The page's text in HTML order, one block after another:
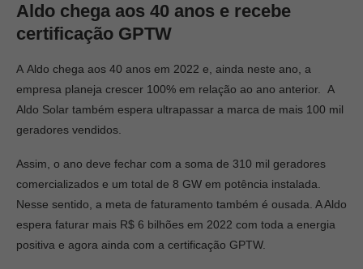
Aldo chega aos 40 anos e recebe
certificação GPTW
A Aldo chega aos 40 anos em 2022 e, ainda neste ano, a
empresa planeja crescer 100% em relação ao ano anterior. A
Aldo Solar também espera ultrapassar a marca de mais 100 mil
geradores vendidos.
Assim, o ano deve fechar com a soma de 310 mil geradores
comercializados e um total de 8 GW em potência instalada.
Nesse sentido, a meta de faturamento também é ousada. A Aldo
espera faturar mais R$ 6 bilhões em 2022 com toda a energia
positiva e agora ainda com a certificação GPTW.